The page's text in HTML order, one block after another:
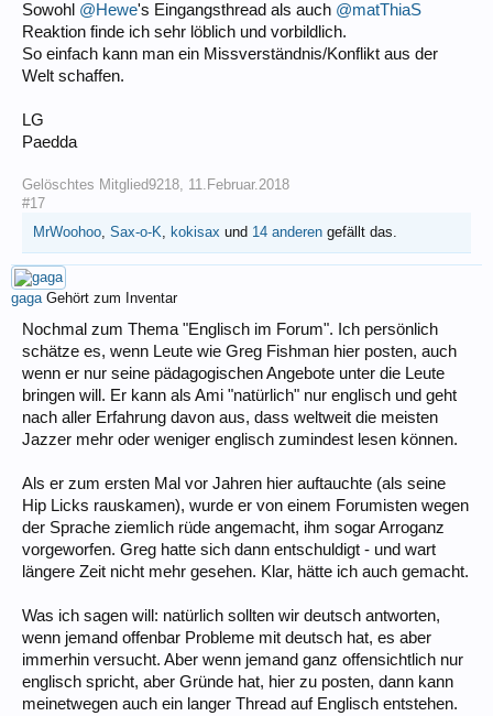
Sowohl @Hewe's Eingangsthread als auch @matThiaS
Reaktion finde ich sehr löblich und vorbildlich.
So einfach kann man ein Missverständnis/Konflikt aus der
Welt schaffen.
LG
Paedda
Gelöschtes Mitglied9218, 11.Februar.2018
#17
MrWoohoo, Sax-o-K, kokisax und 14 anderen gefällt das.
gaga Gehört zum Inventar
Nochmal zum Thema "Englisch im Forum". Ich persönlich
schätze es, wenn Leute wie Greg Fishman hier posten, auch
wenn er nur seine pädagogischen Angebote unter die Leute
bringen will. Er kann als Ami "natürlich" nur englisch und geht
nach aller Erfahrung davon aus, dass weltweit die meisten
Jazzer mehr oder weniger englisch zumindest lesen können.
Als er zum ersten Mal vor Jahren hier auftauchte (als seine
Hip Licks rauskamen), wurde er von einem Forumisten wegen
der Sprache ziemlich rüde angemacht, ihm sogar Arroganz
vorgeworfen. Greg hatte sich dann entschuldigt - und wart
längere Zeit nicht mehr gesehen. Klar, hätte ich auch gemacht.
Was ich sagen will: natürlich sollten wir deutsch antworten,
wenn jemand offenbar Probleme mit deutsch hat, es aber
immerhin versucht. Aber wenn jemand ganz offensichtlich nur
englisch spricht, aber Gründe hat, hier zu posten, dann kann
meinetwegen auch ein langer Thread auf Englisch entstehen.